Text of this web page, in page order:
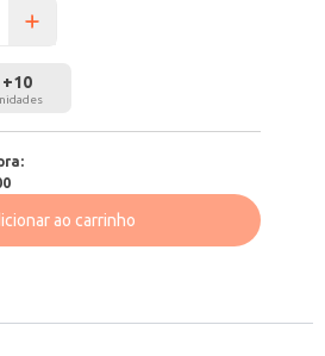
+10
ao carrinho